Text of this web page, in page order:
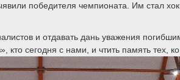
победителя чемпионата. Им стал
и отдавать дань уважения
сегодня с нами, и чтить память тех,